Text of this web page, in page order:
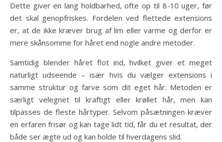
Dette giver en lang holdbarhed, ofte op til 8-10 uger, før
det skal genopfriskes. Fordelen ved flettede extensions
er, at de ikke kræver brug af lim eller varme og derfor er
mere skånsomme for håret end nogle andre metoder.
Samtidig blender håret flot ind, hvilket giver et meget
naturligt udseende – især hvis du vælger extensions i
samme struktur og farve som dit eget hår. Metoden er
særligt velegnet til kraftigt eller krøllet hår, men kan
tilpasses de fleste hårtyper. Selvom påsætningen kræver
en erfaren frisør og kan tage lidt tid, får du et resultat, der
både ser ægte ud og kan holde til hverdagens slid.